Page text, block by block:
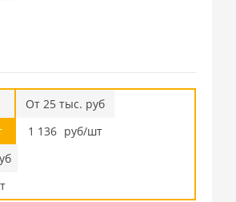
От 25 тыс. руб
1 136 руб/шт